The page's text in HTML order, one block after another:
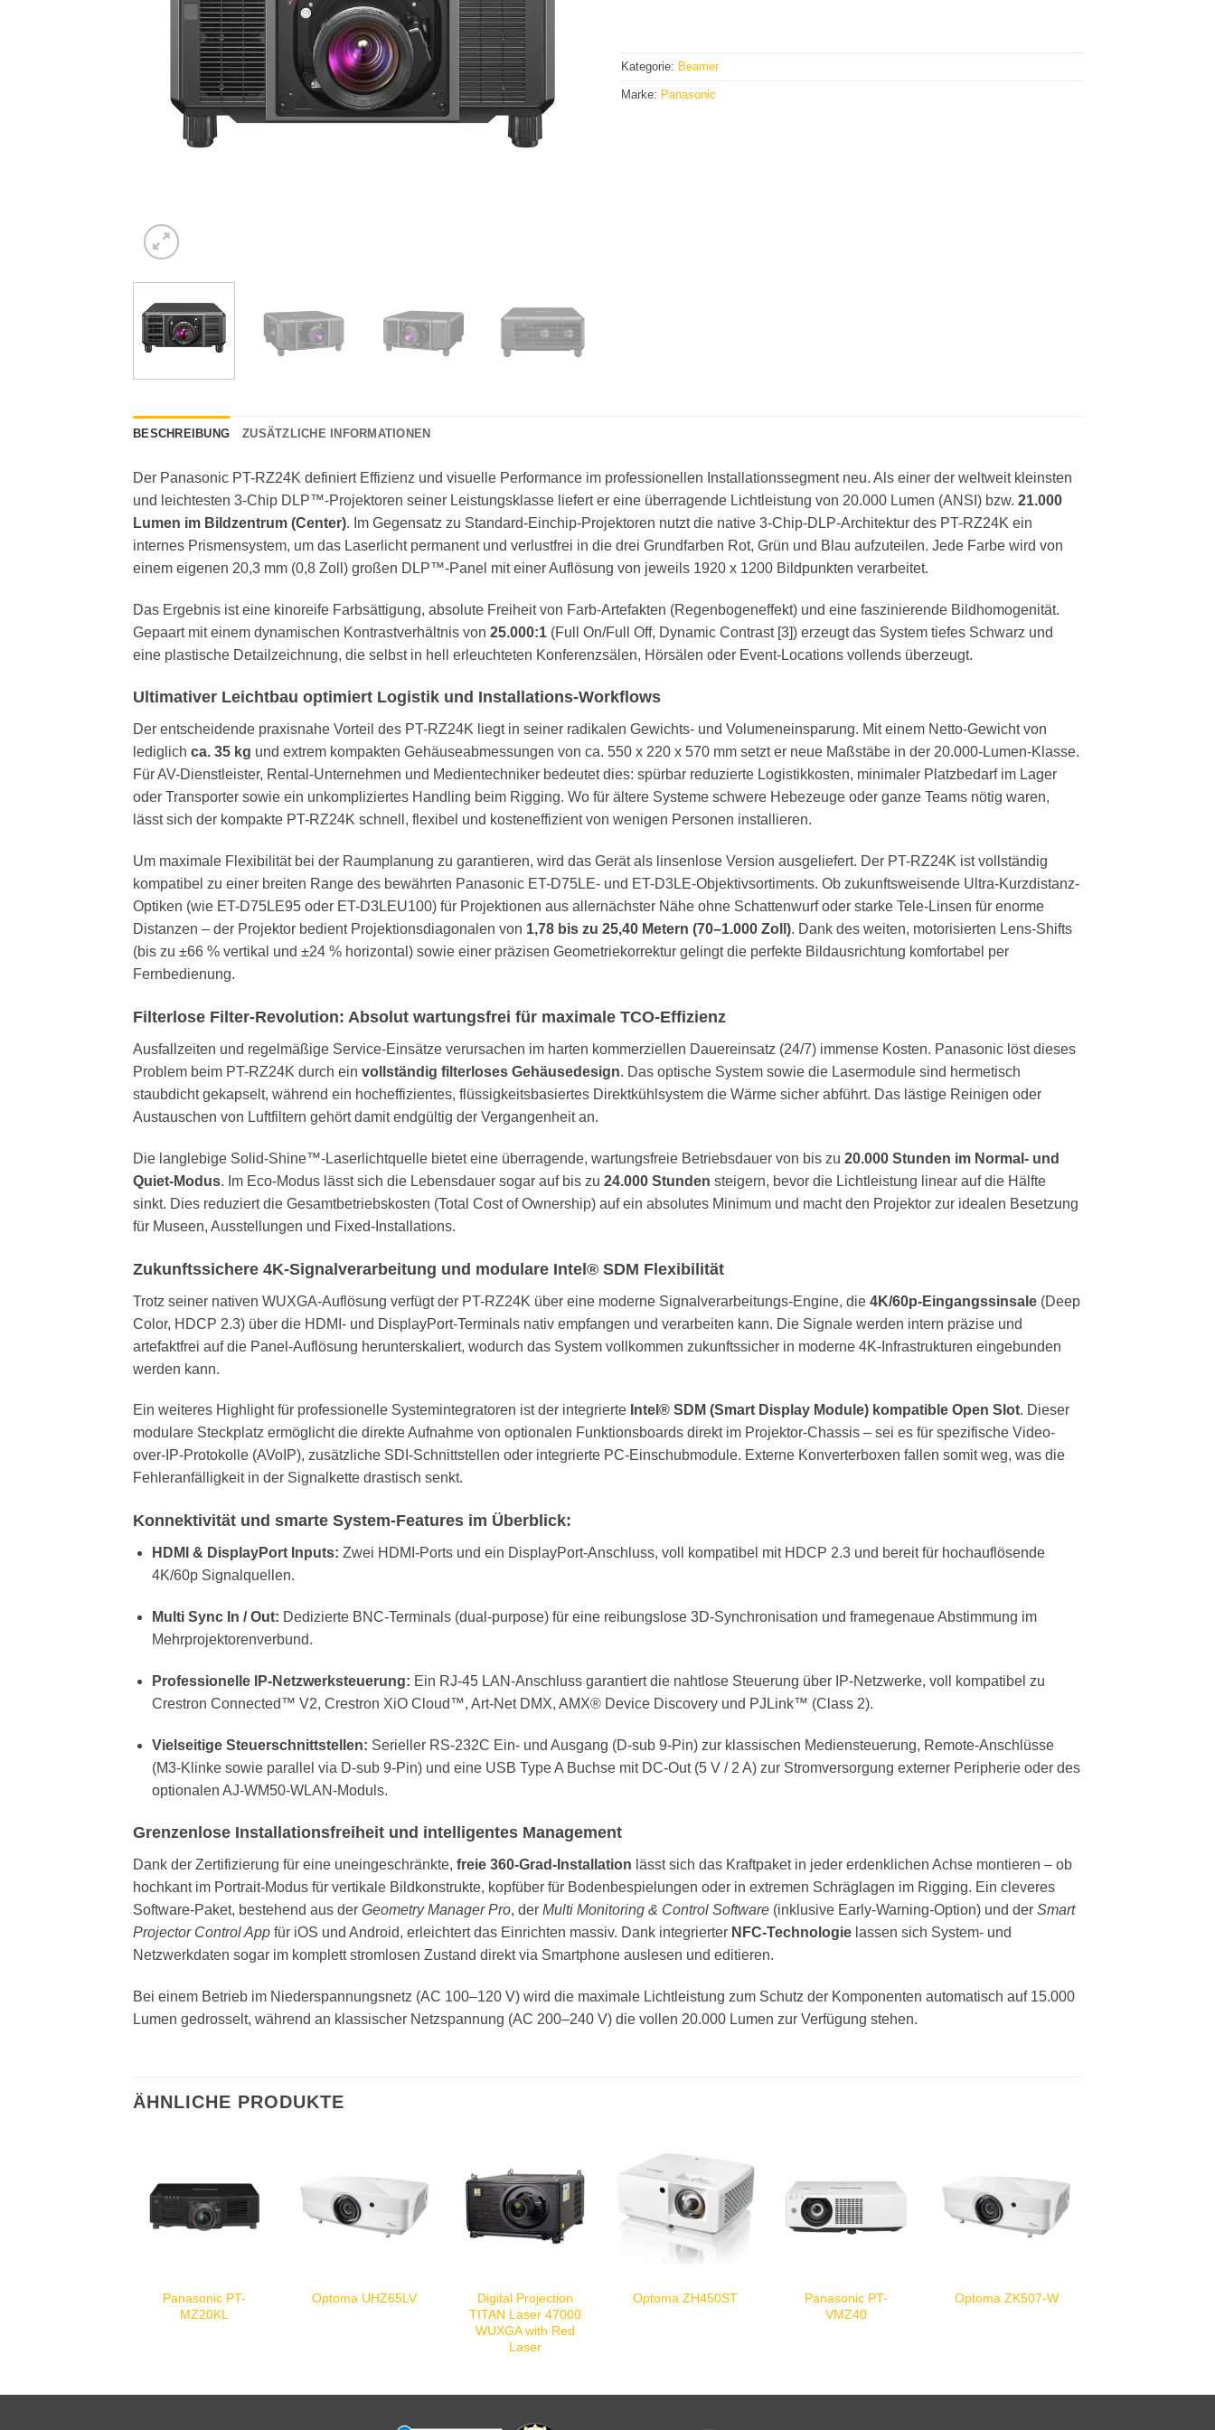
Kategorie: Beamer
Marke: Panasonic
BESCHREIBUNG ZUSÄTZLICHE INFORMATIONEN
Der Panasonic PT-RZ24K definiert Effizienz und visuelle Performance im professionellen Installationssegment neu. Als einer der weltweit kleinsten
und leichtesten 3-Chip DLP™-Projektoren seiner Leistungsklasse liefert er eine überragende Lichtleistung von 20.000 Lumen (ANSI) bzw. 21.000
Lumen im Bildzentrum (Center). Im Gegensatz zu Standard-Einchip-Projektoren nutzt die native 3-Chip-DLP-Architektur des PT-RZ24K ein
internes Prismensystem, um das Laserlicht permanent und verlustfrei in die drei Grundfarben Rot, Grün und Blau aufzuteilen. Jede Farbe wird von
einem eigenen 20,3 mm (0,8 Zoll) großen DLP™-Panel mit einer Auflösung von jeweils 1920 x 1200 Bildpunkten verarbeitet.
Das Ergebnis ist eine kinoreife Farbsättigung, absolute Freiheit von Farb-Artefakten (Regenbogeneffekt) und eine faszinierende Bildhomogenität.
Gepaart mit einem dynamischen Kontrastverhältnis von 25.000:1 (Full On/Full Off, Dynamic Contrast [3]) erzeugt das System tiefes Schwarz und
eine plastische Detailzeichnung, die selbst in hell erleuchteten Konferenzsälen, Hörsälen oder Event-Locations vollends überzeugt.
Ultimativer Leichtbau optimiert Logistik und Installations-Workflows
Der entscheidende praxisnahe Vorteil des PT-RZ24K liegt in seiner radikalen Gewichts- und Volumeneinsparung. Mit einem Netto-Gewicht von
lediglich ca. 35 kg und extrem kompakten Gehäuseabmessungen von ca. 550 x 220 x 570 mm setzt er neue Maßstäbe in der 20.000-Lumen-Klasse.
Für AV-Dienstleister, Rental-Unternehmen und Medientechniker bedeutet dies: spürbar reduzierte Logistikkosten, minimaler Platzbedarf im Lager
oder Transporter sowie ein unkompliziertes Handling beim Rigging. Wo für ältere Systeme schwere Hebezeuge oder ganze Teams nötig waren,
lässt sich der kompakte PT-RZ24K schnell, flexibel und kosteneffizient von wenigen Personen installieren.
Um maximale Flexibilität bei der Raumplanung zu garantieren, wird das Gerät als linsenlose Version ausgeliefert. Der PT-RZ24K ist vollständig
kompatibel zu einer breiten Range des bewährten Panasonic ET-D75LE- und ET-D3LE-Objektivsortiments. Ob zukunftsweisende Ultra-Kurzdistanz-
Optiken (wie ET-D75LE95 oder ET-D3LEU100) für Projektionen aus allernächster Nähe ohne Schattenwurf oder starke Tele-Linsen für enorme
Distanzen – der Projektor bedient Projektionsdiagonalen von 1,78 bis zu 25,40 Metern (70–1.000 Zoll). Dank des weiten, motorisierten Lens-Shifts
(bis zu ±66 % vertikal und ±24 % horizontal) sowie einer präzisen Geometriekorrektur gelingt die perfekte Bildausrichtung komfortabel per
Fernbedienung.
Filterlose Filter-Revolution: Absolut wartungsfrei für maximale TCO-Effizienz
Ausfallzeiten und regelmäßige Service-Einsätze verursachen im harten kommerziellen Dauereinsatz (24/7) immense Kosten. Panasonic löst dieses
Problem beim PT-RZ24K durch ein vollständig filterloses Gehäusedesign. Das optische System sowie die Lasermodule sind hermetisch
staubdicht gekapselt, während ein hocheffizientes, flüssigkeitsbasiertes Direktkühlsystem die Wärme sicher abführt. Das lästige Reinigen oder
Austauschen von Luftfiltern gehört damit endgültig der Vergangenheit an.
Die langlebige Solid-Shine™-Laserlichtquelle bietet eine überragende, wartungsfreie Betriebsdauer von bis zu 20.000 Stunden im Normal- und
Quiet-Modus. Im Eco-Modus lässt sich die Lebensdauer sogar auf bis zu 24.000 Stunden steigern, bevor die Lichtleistung linear auf die Hälfte
sinkt. Dies reduziert die Gesamtbetriebskosten (Total Cost of Ownership) auf ein absolutes Minimum und macht den Projektor zur idealen Besetzung
für Museen, Ausstellungen und Fixed-Installations.
Zukunftssichere 4K-Signalverarbeitung und modulare Intel® SDM Flexibilität
Trotz seiner nativen WUXGA-Auflösung verfügt der PT-RZ24K über eine moderne Signalverarbeitungs-Engine, die 4K/60p-Eingangssinsale (Deep
Color, HDCP 2.3) über die HDMI- und DisplayPort-Terminals nativ empfangen und verarbeiten kann. Die Signale werden intern präzise und
artefaktfrei auf die Panel-Auflösung herunterskaliert, wodurch das System vollkommen zukunftssicher in moderne 4K-Infrastrukturen eingebunden
werden kann.
Ein weiteres Highlight für professionelle Systemintegratoren ist der integrierte Intel® SDM (Smart Display Module) kompatible Open Slot. Dieser
modulare Steckplatz ermöglicht die direkte Aufnahme von optionalen Funktionsboards direkt im Projektor-Chassis – sei es für spezifische Video-
over-IP-Protokolle (AVoIP), zusätzliche SDI-Schnittstellen oder integrierte PC-Einschubmodule. Externe Konverterboxen fallen somit weg, was die
Fehleranfälligkeit in der Signalkette drastisch senkt.
Konnektivität und smarte System-Features im Überblick:
HDMI & DisplayPort Inputs: Zwei HDMI-Ports und ein DisplayPort-Anschluss, voll kompatibel mit HDCP 2.3 und bereit für hochauflösende
4K/60p Signalquellen.
Multi Sync In / Out: Dedizierte BNC-Terminals (dual-purpose) für eine reibungslose 3D-Synchronisation und framegenaue Abstimmung im
Mehrprojektorenverbund.
Professionelle IP-Netzwerksteuerung: Ein RJ-45 LAN-Anschluss garantiert die nahtlose Steuerung über IP-Netzwerke, voll kompatibel zu
Crestron Connected™ V2, Crestron XiO Cloud™, Art-Net DMX, AMX® Device Discovery und PJLink™ (Class 2).
Vielseitige Steuerschnittstellen: Serieller RS-232C Ein- und Ausgang (D-sub 9-Pin) zur klassischen Mediensteuerung, Remote-Anschlüsse
(M3-Klinke sowie parallel via D-sub 9-Pin) und eine USB Type A Buchse mit DC-Out (5 V / 2 A) zur Stromversorgung externer Peripherie oder des
optionalen AJ-WM50-WLAN-Moduls.
Grenzenlose Installationsfreiheit und intelligentes Management
Dank der Zertifizierung für eine uneingeschränkte, freie 360-Grad-Installation lässt sich das Kraftpaket in jeder erdenklichen Achse montieren – ob
hochkant im Portrait-Modus für vertikale Bildkonstrukte, kopfüber für Bodenbespielungen oder in extremen Schräglagen im Rigging. Ein cleveres
Software-Paket, bestehend aus der Geometry Manager Pro, der Multi Monitoring & Control Software (inklusive Early-Warning-Option) und der Smart
Projector Control App für iOS und Android, erleichtert das Einrichten massiv. Dank integrierter NFC-Technologie lassen sich System- und
Netzwerkdaten sogar im komplett stromlosen Zustand direkt via Smartphone auslesen und editieren.
Bei einem Betrieb im Niederspannungsnetz (AC 100–120 V) wird die maximale Lichtleistung zum Schutz der Komponenten automatisch auf 15.000
Lumen gedrosselt, während an klassischer Netzspannung (AC 200–240 V) die vollen 20.000 Lumen zur Verfügung stehen.
ÄHNLICHE PRODUKTE
Panasonic PT-
MZ20KL
Optoma UHZ65LV
Digital Projection
TITAN Laser 47000
WUXGA with Red
Laser
Optoma ZH450ST
Panasonic PT-
VMZ40
Optoma ZK507-W